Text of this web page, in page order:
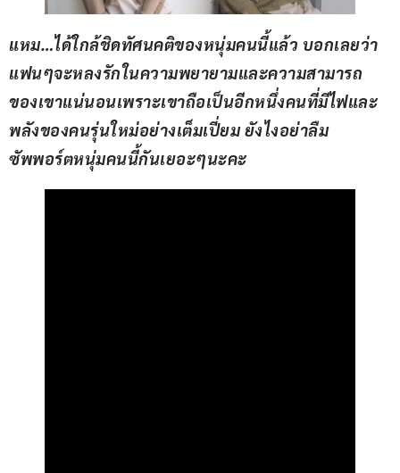
แหม…ได้ใกล้ชิดทัศนคติของหนุ่มคนนี้แล้ว บอกเลยว่า
แฟนๆจะหลงรักในความพยายามและความสามารถ
ของเขาแน่นอนเพราะเขาถือเป็นอีกหนึ่งคนที่มีไฟและ
พลังของคนรุ่นใหม่อย่างเต็มเปี่ยม ยังไงอย่าลืม
ซัพพอร์ตหนุ่มคนนี้กันเยอะๆนะคะ